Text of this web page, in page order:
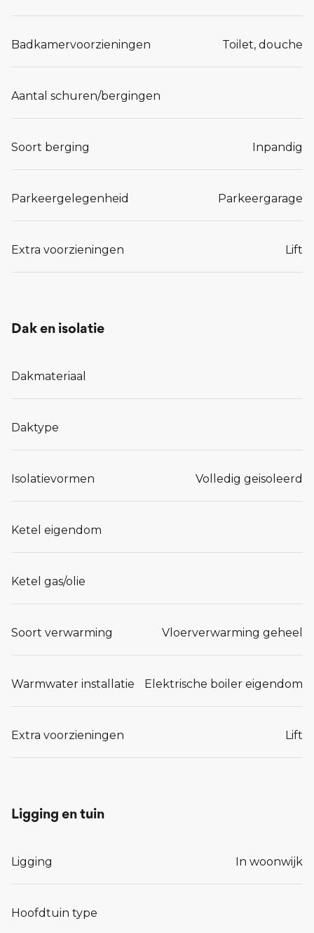
Badkamervoorzieningen Toilet, douche
Aantal schuren/bergingen
Soort berging Inpandig
Parkeergelegenheid Parkeergarage
Extra voorzieningen Lift
Dak en isolatie
Dakmateriaal
Daktype
Isolatievormen Volledig geisoleerd
Ketel eigendom
Ketel gas/olie
Soort verwarming Vloerverwarming geheel
Warmwater installatie Elektrische boiler eigendom
Extra voorzieningen Lift
Ligging en tuin
Ligging In woonwijk
Hoofdtuin type